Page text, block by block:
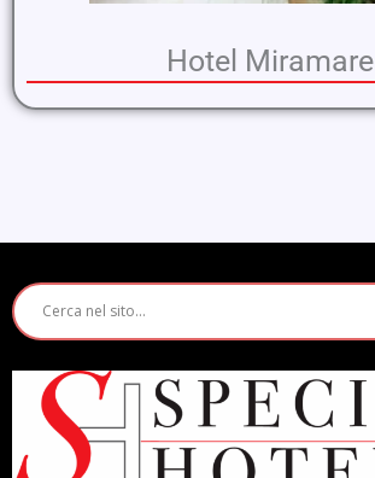
Hotel Miramare